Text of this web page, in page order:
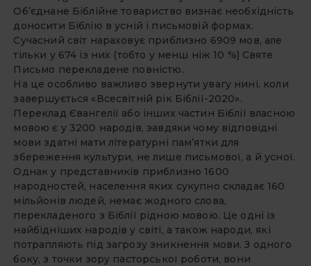
Об’єднане Біблійне товариство визнає необхідність
доносити Біблію в усній і письмовій формах.
Сучасний світ нараховує приблизно 6909 мов, але
тільки у 674 із них (тобто у менш ніж 10 %) Святе
Письмо перекладене повністю.
На це особливо важливо звернути увагу нині, коли
завершується «Всесвітній рік Біблії-2020».
Переклад Євангелії або інших частин Біблії власною
мовою є у 3200 народів, завдяки чому відповідні
мови здатні мати літературні пам’ятки для
збереження культури, не лише письмової, а й усної.
Однак у представників приблизно 1600
народностей, населення яких сукупно складає 160
мільйонів людей, немає жодного слова,
перекладеного з Біблії рідною мовою. Це одні із
найбідніших народів у світі, а також народи, які
потрапляють під загрозу зникнення мови. З одного
боку, з точки зору пасторської роботи, вони